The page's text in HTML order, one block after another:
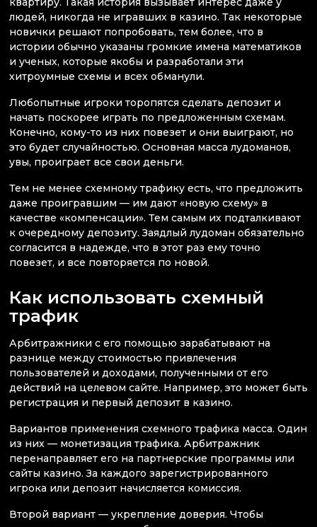
людей, никогда не игравших в казино. Так некоторые
новички решают попробовать, тем более, что в
истории обычно указаны громкие имена математиков
и ученых, которые якобы и разработали эти
хитроумные схемы и всех обманули.
Любопытные игроки торопятся сделать депозит и
начать поскорее играть по предложенным схемам.
Конечно, кому-то из них повезет и они выиграют, но
это будет случайностью. Основная масса лудоманов,
увы, проиграет все свои деньги.
Тем не менее схемному трафику есть, что предложить
даже проигравшим — им дают «новую схему» в
качестве «компенсации». Тем самым их подталкивают
к очередному депозиту. Заядлый лудоман обязательно
согласится в надежде, что в этот раз ему точно
повезет, и все повторяется по новой.
Как использовать схемный
трафик
Арбитражники с его помощью зарабатывают на
разнице между стоимостью привлечения
пользователей и доходами, полученными от его
действий на целевом сайте. Например, это может быть
регистрация и первый депозит в казино.
Вариантов применения схемного трафика масса. Один
из них — монетизация трафика. Арбитражник
перенаправляет его на партнерские программы или
сайты казино. За каждого зарегистрированного
игрока или депозит начисляется комиссия.
Второй вариант — укрепление доверия. Чтобы